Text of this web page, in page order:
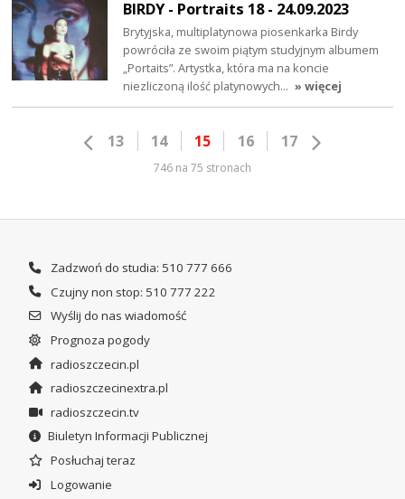
BIRDY - Portraits 18 - 24.09.2023
Brytyjska, multiplatynowa piosenkarka Birdy
powróciła ze swoim piątym studyjnym albumem
„Portaits”. Artystka, która ma na koncie
niezliczoną ilość platynowych… » więcej
13 14 15 16 17
746 na 75 stronach
Zadzwoń do studia: 510 777 666
Czujny non stop: 510 777 222
Wyślij do nas wiadomość
Prognoza pogody
radioszczecin.pl
radioszczecinextra.pl
radioszczecin.tv
Biuletyn Informacji Publicznej
Posłuchaj teraz
Logowanie